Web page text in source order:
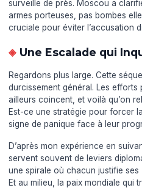
surveille de près. Moscou a
armes porteuses, pas bombes
cruciale pour éviter l’accusation
Une Escalade qui
Regardons plus large. Cette
durcissement général. Les efforts
ailleurs coincent, et voilà qu’on
Est-ce une stratégie pour forcer
signe de panique face à leur
D’après mon expérience en
servent souvent de leviers
une spirale où chacun justifie
Et au milieu, la paix mondiale qui